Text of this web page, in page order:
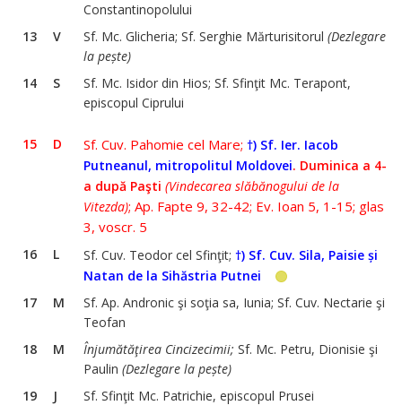
Constantinopolului
13
V Sf. Mc. Glicheria; Sf. Serghie Mărturisitorul (Dezlegare
la pește)
14
S
Sf. Mc. Isidor din Hios; Sf. Sfinţit Mc. Terapont,
episcopul Ciprului
15 D Sf. Cuv. Pahomie cel Mare; †) Sf. Ier. Iacob
Putneanul, mitropolitul Moldovei. Duminica a 4-
a după Paşti (Vindecarea slăbănogului de la
Vitezda); Ap. Fapte 9, 32-42; Ev. Ioan 5, 1-15; glas
3, voscr. 5
16 L Sf. Cuv. Teodor cel Sfinţit; †) Sf. Cuv. Sila, Paisie și
Natan de la Sihăstria Putnei
17
M
Sf. Ap. Andronic şi soţia sa, Iunia; Sf. Cuv. Nectarie şi
Teofan
18
M Înjumătăţirea Cincizecimii; Sf. Mc. Petru, Dionisie şi
Paulin (Dezlegare la pește)
19
J
Sf. Sfinţit Mc. Patrichie, episcopul Prusei